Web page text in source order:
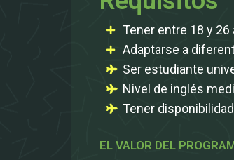
Tener entre 18 y 26
Adaptarse a
Ser estudiante
Nivel de inglés
Tener
EL VALOR DEL